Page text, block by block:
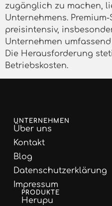
zugänglich zu machen,
Unternehmens.
preisintensiv,
Unternehmen
Die Herausforderung
Betriebskosten.
UNTERNEHMEN
Über uns
Kontakt
Blog
Datenschutzerklärung
Impressum
PRODUKTE
Herupu